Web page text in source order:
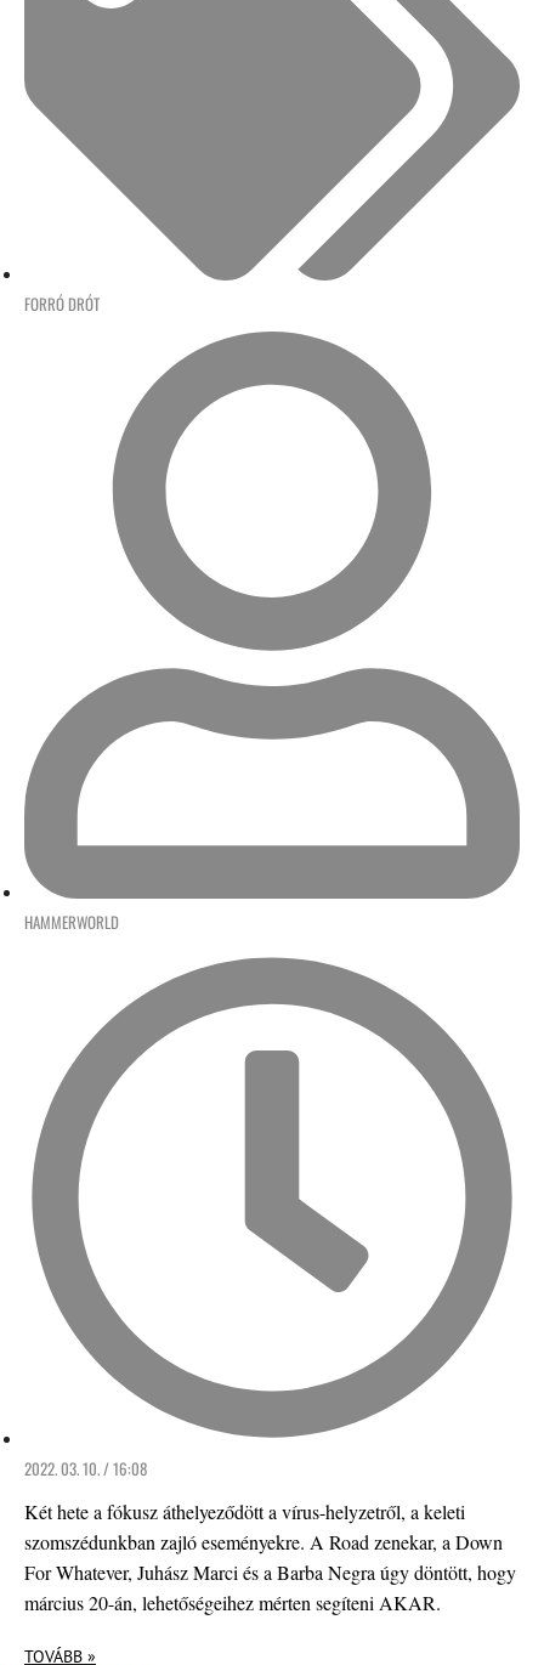
FORRÓ DRÓT
HAMMERWORLD
2022. 03. 10. / 16:08
Két hete a fókusz áthelyeződött a vírus-helyzetről, a keleti
szomszédunkban zajló eseményekre. A Road zenekar, a Down
For Whatever, Juhász Marci és a Barba Negra úgy döntött, hogy
március 20-án, lehetőségeihez mérten segíteni AKAR.
TOVÁBB »